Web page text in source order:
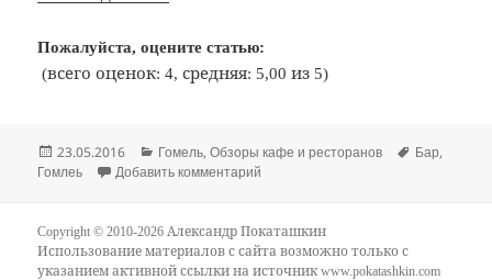
Пожалуйста, оцените статью:
(всего оценок: 4, средняя: 5,00 из 5)
Опубликовано
23.05.2016 Рубрики
Гомель,Обзоры кафе и ресторанов Метки
Бар,
Гомлеь
Добавить комментарий
Copyright © 2010-2026 Александр Покаташкин
Использование материалов с сайта возможно только с
указанием активной ссылки на источникwww.pokatashkin.com